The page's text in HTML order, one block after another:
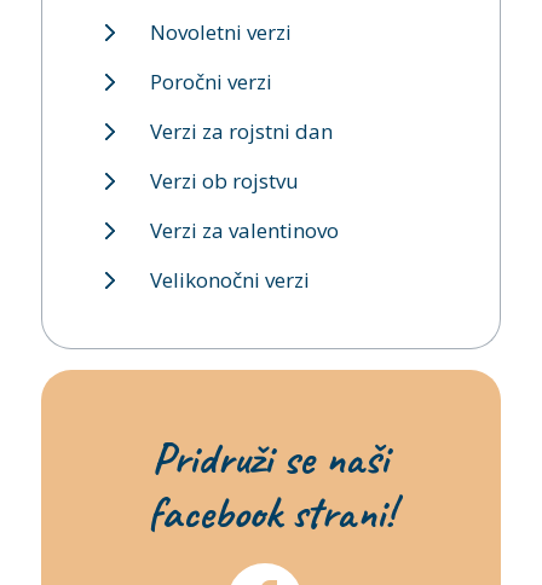
Novoletni verzi
Poročni verzi
Verzi za rojstni dan
Verzi ob rojstvu
Verzi za valentinovo
Velikonočni verzi
Pridruži se naši
facebook strani!